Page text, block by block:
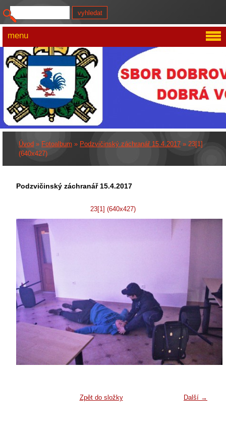
Úvod » Fotoalbum » Podzvičinský záchranář 15.4.2017 » 23[1]
(640x427)
Podzvičinský záchranář 15.4.2017
23[1] (640x427)
Další →
Zpět do složky
menu